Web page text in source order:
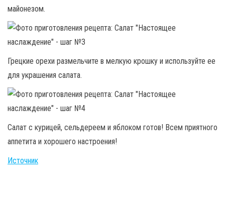
майонезом.
Грецкие орехи размельчите в мелкую крошку и используйте ее
для украшения салата.
Салат с курицей, сельдереем и яблоком готов! Всем приятного
аппетита и хорошего настроения!
Источник